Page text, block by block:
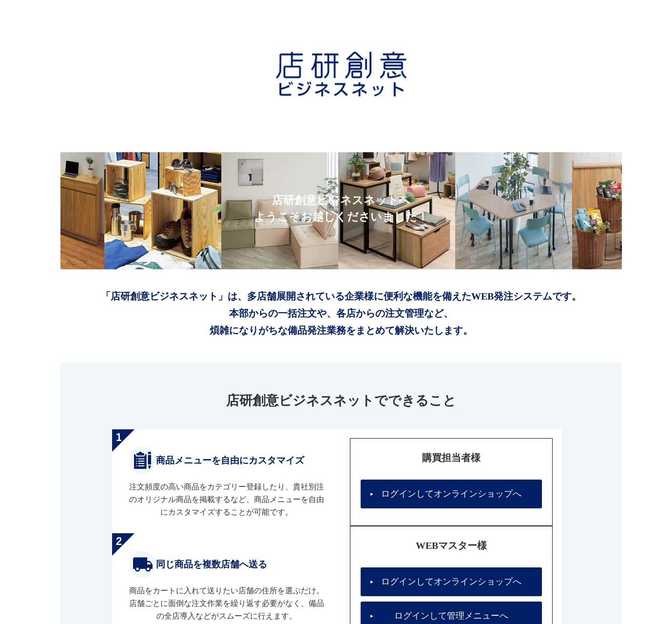
店研創意ビジネスネットへ
ようこそお越しくださいました！
「店研創意ビジネスネット」は、多店舗展開されている企業様に便利な機能を備えたWEB発注システムです。
本部からの一括注文や、各店からの注文管理など、
煩雑になりがちな備品発注業務をまとめて解決いたします。
店研創意ビジネスネットでできること
商品メニューを自由にカスタマイズ
注文頻度の高い商品をカテゴリー登録したり、貴社別注
のオリジナル商品を掲載するなど、商品メニューを自由
にカスタマイズすることが可能です。
同じ商品を複数店舗へ送る
商品をカートに入れて送りたい店舗の住所を選ぶだけ。
店舗ごとに面倒な注文作業を繰り返す必要がなく、備品
の全店導入などがスムーズに行えます。
購買担当者様
ログインしてオンラインショップへ
WEBマスター様
ログインしてオンラインショップへ
ログインして管理メニューへ